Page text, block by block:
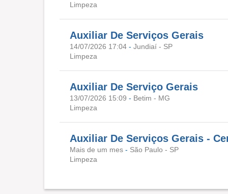
Limpeza
Auxiliar De Serviços Gerais
14/07/2026 17:04 - Jundiaí - SP
Limpeza
Auxiliar De Serviço Gerais
13/07/2026 15:09 - Betim - MG
Limpeza
Auxiliar De Serviços Gerais -
Mais de um mes - São Paulo - SP
Limpeza